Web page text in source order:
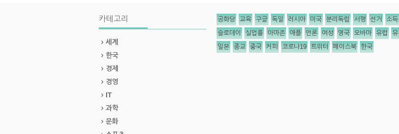
카테고리
세계
한국
경제
경영
IT
과학
문화
공화당 교육 구글 독일 러시아 미국 분리독립 서평 선거 소
슬로데이 실업률 아마존 애플 언론 여성 영국 오바마 유럽
일본 종교 중국 커피 코로나19 트위터 페이스북 한국